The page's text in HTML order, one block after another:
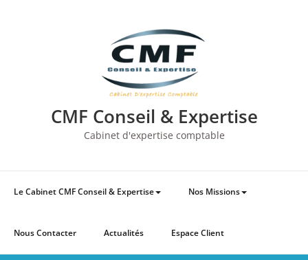
CMF Conseil & Expertise
Cabinet d'expertise comptable
Le Cabinet CMF Conseil & Expertise Nos Missions
Nous Contacter Actualités Espace Client